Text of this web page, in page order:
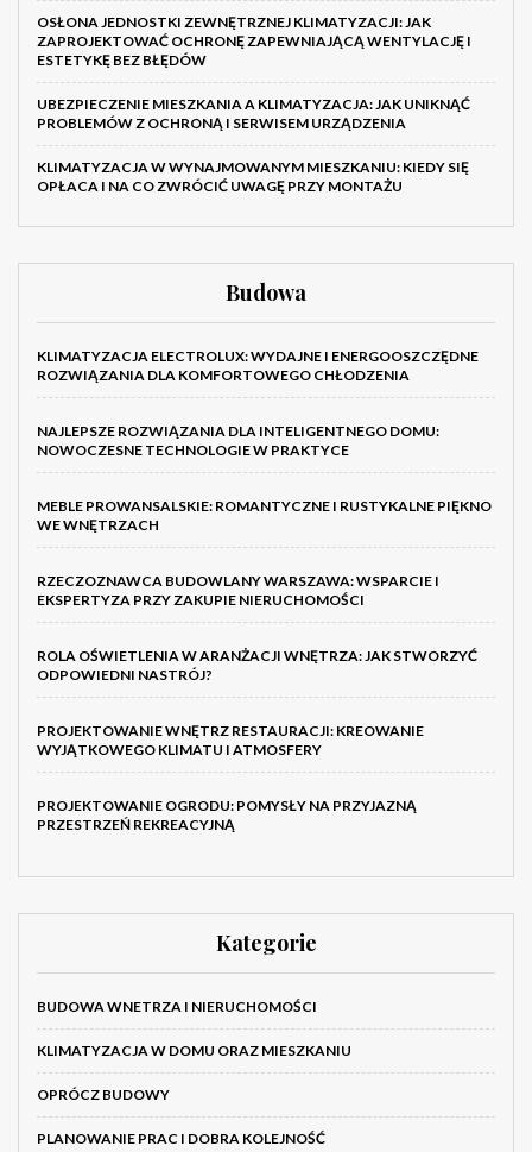
OSŁONA JEDNOSTKI ZEWNĘTRZNEJ KLIMATYZACJI: JAK
ZAPROJEKTOWAĆ OCHRONĘ ZAPEWNIAJĄCĄ WENTYLACJĘ I
ESTETYKĘ BEZ BŁĘDÓW
UBEZPIECZENIE MIESZKANIA A KLIMATYZACJA: JAK UNIKNĄĆ
PROBLEMÓW Z OCHRONĄ I SERWISEM URZĄDZENIA
KLIMATYZACJA W WYNAJMOWANYM MIESZKANIU: KIEDY SIĘ
OPŁACA I NA CO ZWRÓCIĆ UWAGĘ PRZY MONTAŻU
Budowa
KLIMATYZACJA ELECTROLUX: WYDAJNE I ENERGOOSZCZĘDNE
ROZWIĄZANIA DLA KOMFORTOWEGO CHŁODZENIA
NAJLEPSZE ROZWIĄZANIA DLA INTELIGENTNEGO DOMU:
NOWOCZESNE TECHNOLOGIE W PRAKTYCE
MEBLE PROWANSALSKIE: ROMANTYCZNE I RUSTYKALNE PIĘKNO
WE WNĘTRZACH
RZECZOZNAWCA BUDOWLANY WARSZAWA: WSPARCIE I
EKSPERTYZA PRZY ZAKUPIE NIERUCHOMOŚCI
ROLA OŚWIETLENIA W ARANŻACJI WNĘTRZA: JAK STWORZYĆ
ODPOWIEDNI NASTRÓJ?
PROJEKTOWANIE WNĘTRZ RESTAURACJI: KREOWANIE
WYJĄTKOWEGO KLIMATU I ATMOSFERY
PROJEKTOWANIE OGRODU: POMYSŁY NA PRZYJAZNĄ
PRZESTRZEŃ REKREACYJNĄ
Kategorie
BUDOWA WNETRZA I NIERUCHOMOŚCI
KLIMATYZACJA W DOMU ORAZ MIESZKANIU
OPRÓCZ BUDOWY
PLANOWANIE PRAC I DOBRA KOLEJNOŚĆ